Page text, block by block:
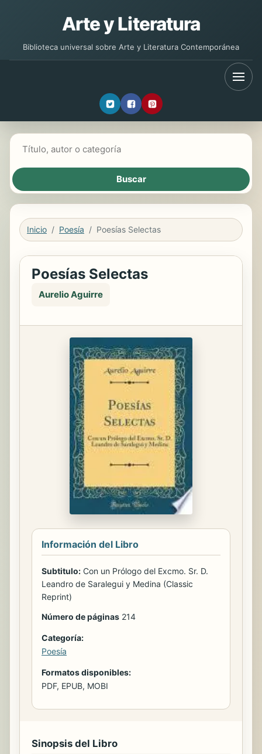
Arte y Literatura
Biblioteca universal sobre Arte y Literatura Contemporánea
Inicio Poesía Poesías Selectas
Poesías Selectas
Aurelio Aguirre
Información del Libro
Subtitulo: Con un Prólogo del Excmo. Sr. D.
Leandro de Saralegui y Medina (Classic
Reprint)
Número de páginas 214
Categoría:
Poesía
Formatos disponibles:
PDF, EPUB, MOBI
Sinopsis del Libro